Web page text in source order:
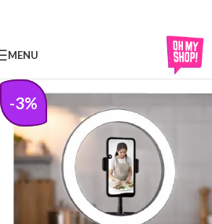
MENU
-3%